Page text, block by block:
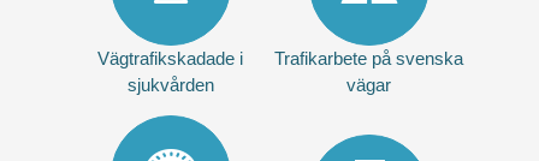
Vägtrafikskadade i
sjukvården
Trafikarbete på svenska
vägar